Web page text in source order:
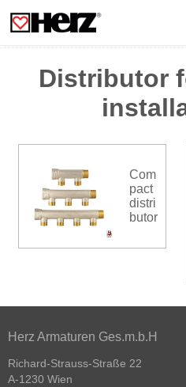
Distributor
Com
pact
distri
butor
Herz Armaturen Ges.m.b.H
Richard-Strauss-Straße 22
A-1230 Wien